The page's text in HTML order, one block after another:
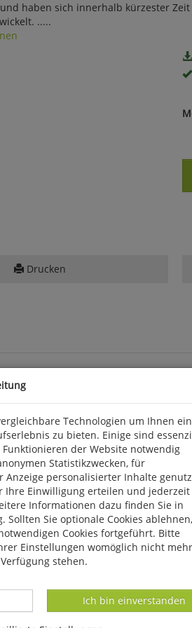
haben sich innerhalb kürzester
.....
Drucken
Jahren als Hochwasser-
und hier besonders im
trifft man im Winter auf eine
gut. Allein für den Altmühlsee mit
benötigt man einen der kurzen
gut miteinander kombinieren.
Technologien um Ihnen ein
zu bieten. Einige sind
der Website notwendig
Statistikzwecken, für
Anzeige personalisierter Inhalte
Ihre Einwilligung erteilen und jederzeit
Informationen dazu finden Sie in
Sollten Sie optionale Cookies
Cookies fortgeführt. Bitte
Einstellungen womöglich nicht
stehen.
Datenverarbeitung -
Ich bin einverstanden